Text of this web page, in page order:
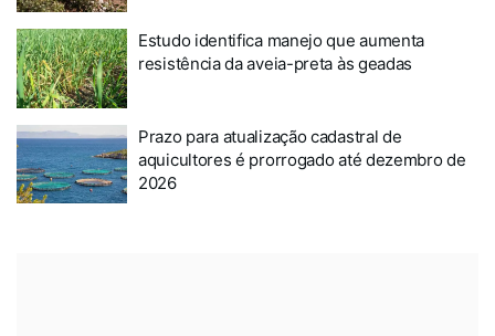
Estudo identifica manejo que aumenta
resistência da aveia-preta às geadas
Prazo para atualização cadastral de
aquicultores é prorrogado até dezembro de
2026